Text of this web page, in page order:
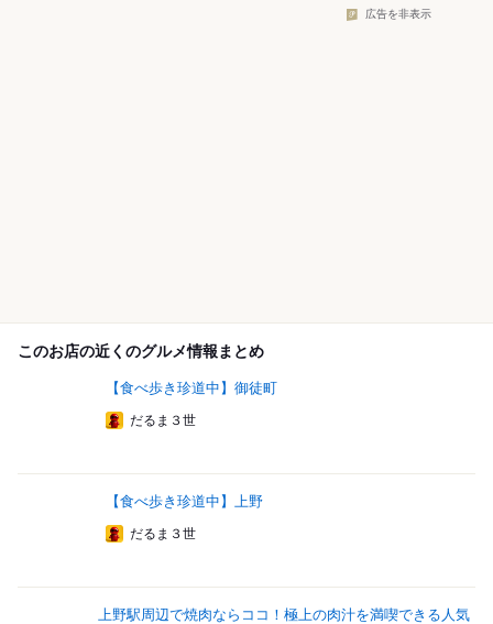
広告を非表示
このお店の近くのグルメ情報まとめ
【食べ歩き珍道中】御徒町
だるま３世
【食べ歩き珍道中】上野
だるま３世
上野駅周辺で焼肉ならココ！極上の肉汁を満喫できる人気